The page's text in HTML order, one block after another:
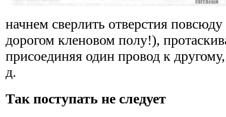
начнем сверлить отверстия
дорогом кленовом полу!),
присоединяя один провод к
д.
Так поступать не следует